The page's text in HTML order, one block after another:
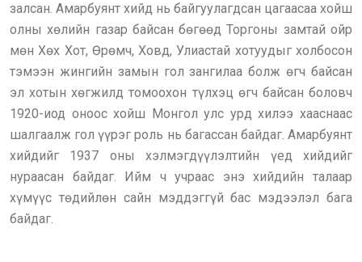
залсан. Амарбуянт хийд нь байгуулагдсан цагаасаа хойш
олны хөлийн газар байсан бөгөөд Торгоны замтай ойр
мөн Хөх Хот, Өрөмч, Ховд, Улиастай хотуудыг холбосон
тэмээн жингийн замын гол зангилаа болж өгч байсан
эл хотын хөгжилд томоохон түлхэц өгч байсан боловч
1920-иод оноос хойш Монгол улс урд хилээ хааснаас
шалгаалж гол үүрэг роль нь багассан байдаг. Амарбуянт
хийдийг 1937 оны хэлмэгдүүлэлтийн үед хийдийг
нураасан байдаг. Ийм ч учраас энэ хийдийн талаар
хүмүүс төдийлөн сайн мэддэггүй бас мэдээлэл бага
байдаг.